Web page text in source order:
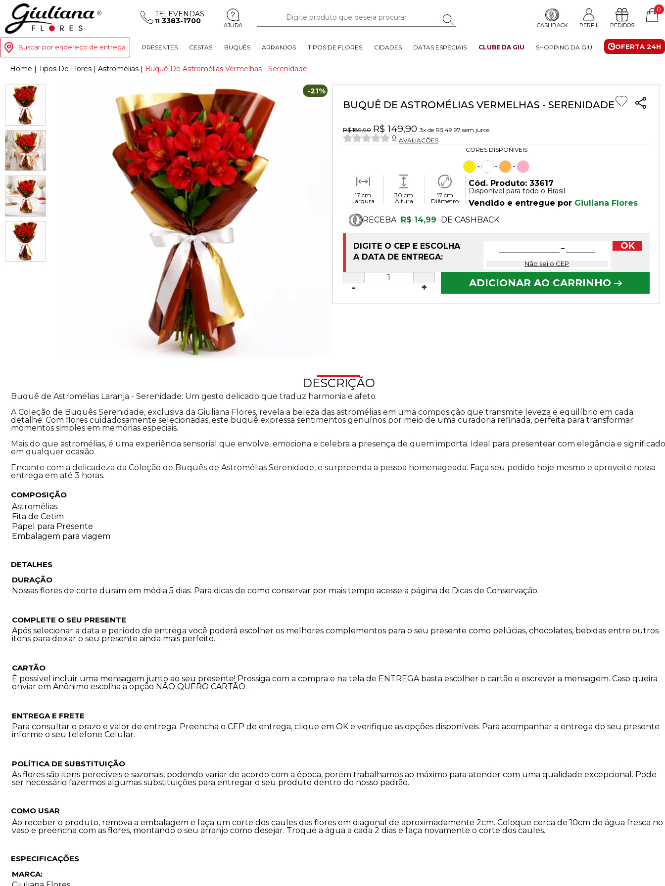
TELEVENDAS
11 3383-1700 AJUDA CASHBACK PERFIL PEDIDOS
0
Buscar por endereço de entrega OFERTA 24H
PRESENTES CESTAS BUQUÊS ARRANJOS TIPOS DE FLORES CIDADES DATAS ESPECIAIS CLUBE DA GIU SHOPPING DA GIU
Home | Tipos De Flores | Astromélias | Buquê De Astromélias Vermelhas - Serenidade
-21%
BUQUÊ DE ASTROMÉLIAS VERMELHAS - SERENIDADE
R$ 189,90 R$ 149,90 3x de R$ 49,97 sem juros
0 AVALIAÇÕES
CORES DISPONÍVEIS
17 cm
Largura
30 cm
Altura
17 cm
Diâmetro
Cód. Produto: 33617
Disponível para todo o Brasil
Vendido e entregue por Giuliana Flores
RECEBA R$ 14,99 DE CASHBACK
DIGITE O CEP E ESCOLHA
A DATA DE ENTREGA:
−
Não sei o CEP
OK
+
- ADICIONAR AO CARRINHO
DESCRIÇÃO
Buquê de Astromélias Laranja - Serenidade: Um gesto delicado que traduz harmonia e afeto
A Coleção de Buquês Serenidade, exclusiva da Giuliana Flores, revela a beleza das astromélias em uma composição que transmite leveza e equilíbrio em cada
detalhe. Com flores cuidadosamente selecionadas, este buquê expressa sentimentos genuínos por meio de uma curadoria refinada, perfeita para transformar
momentos simples em memórias especiais.
Mais do que astromélias, é uma experiência sensorial que envolve, emociona e celebra a presença de quem importa. Ideal para presentear com elegância e significado
em qualquer ocasião.
Encante com a delicadeza da Coleção de Buquês de Astromélias Serenidade, e surpreenda a pessoa homenageada. Faça seu pedido hoje mesmo e aproveite nossa
entrega em até 3 horas.
COMPOSIÇÃO
Astromélias
Fita de Cetim
Papel para Presente
Embalagem para viagem
DETALHES
DURAÇÃO
Nossas flores de corte duram em média 5 dias. Para dicas de como conservar por mais tempo acesse a página de Dicas de Conservação.
COMPLETE O SEU PRESENTE
Após selecionar a data e período de entrega você poderá escolher os melhores complementos para o seu presente como pelúcias, chocolates, bebidas entre outros
itens para deixar o seu presente ainda mais perfeito.
CARTÃO
É possível incluir uma mensagem junto ao seu presente! Prossiga com a compra e na tela de ENTREGA basta escolher o cartão e escrever a mensagem. Caso queira
enviar em Anônimo escolha a opção NÃO QUERO CARTÃO.
ENTREGA E FRETE
Para consultar o prazo e valor de entrega. Preencha o CEP de entrega, clique em OK e verifique as opções disponíveis. Para acompanhar a entrega do seu presente
informe o seu telefone Celular.
POLÍTICA DE SUBSTITUIÇÃO
As flores são itens perecíveis e sazonais, podendo variar de acordo com a época, porém trabalhamos ao máximo para atender com uma qualidade excepcional. Pode
ser necessário fazermos algumas substituições para entregar o seu produto dentro do nosso padrão.
COMO USAR
Ao receber o produto, remova a embalagem e faça um corte dos caules das flores em diagonal de aproximadamente 2cm. Coloque cerca de 10cm de água fresca no
vaso e preencha com as flores, montando o seu arranjo como desejar. Troque a água a cada 2 dias e faça novamente o corte dos caules.
ESPECIFICAÇÕES
MARCA: